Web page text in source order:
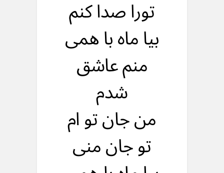
تورا صدا کنم
بیا ماه با همی
منم عاشق
شدم
من جان تو ام
تو جان منی